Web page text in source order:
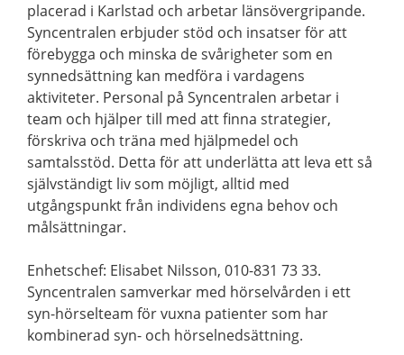
placerad i Karlstad och arbetar länsövergripande.
Syncentralen erbjuder stöd och insatser för att
förebygga och minska de svårigheter som en
synnedsättning kan medföra i vardagens
aktiviteter. Personal på Syncentralen arbetar i
team och hjälper till med att finna strategier,
förskriva och träna med hjälpmedel och
samtalsstöd. Detta för att underlätta att leva ett så
självständigt liv som möjligt, alltid med
utgångspunkt från individens egna behov och
målsättningar.
Enhetschef: Elisabet Nilsson, 010-831 73 33.
Syncentralen samverkar med hörselvården i ett
syn-hörselteam för vuxna patienter som har
kombinerad syn- och hörselnedsättning.